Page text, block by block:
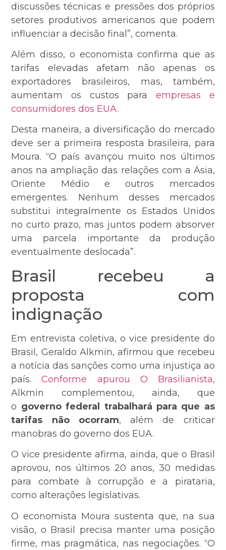
discussões técnicas e pressões dos próprios
setores produtivos americanos que podem
influenciar a decisão final”, comenta.
Além disso, o economista confirma que as
tarifas elevadas afetam não apenas os
exportadores brasileiros, mas, também,
aumentam os custos para empresas e
consumidores dos EUA.
Desta maneira, a diversificação do mercado
deve ser a primeira resposta brasileira, para
Moura. “O país avançou muito nos últimos
anos na ampliação das relações com a Ásia,
Oriente Médio e outros mercados
emergentes. Nenhum desses mercados
substitui integralmente os Estados Unidos
no curto prazo, mas juntos podem absorver
uma parcela importante da produção
eventualmente deslocada”.
Brasil recebeu a
proposta com
indignação
Em entrevista coletiva, o vice presidente do
Brasil, Geraldo Alkmin, afirmou que recebeu
a notícia das sanções como uma injustiça ao
país.Conforme apurou O Brasilianista,
Alkmin complementou, ainda, que
o governo federal trabalhará para que as
tarifas não ocorram, além de criticar
manobras do governo dos EUA.
O vice presidente afirma, ainda, que o Brasil
aprovou, nos últimos 20 anos, 30 medidas
para combate à corrupção e a pirataria,
como alterações legislativas.
O economista Moura sustenta que, na sua
visão, o Brasil precisa manter uma posição
firme, mas pragmática, nas negociações. “O